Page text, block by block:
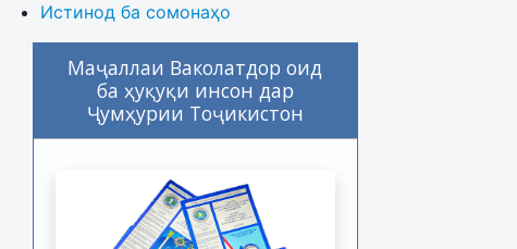
Истинод ба сомонаҳо
Маҷаллаи Ваколатдор оид
ба ҳуқуқи инсон дар
Ҷумҳурии Тоҷикистон